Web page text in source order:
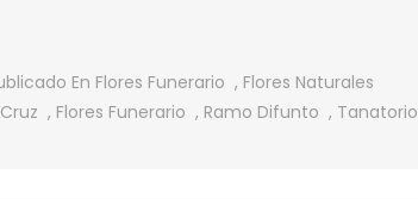
En Flores Funerario , Flores Naturales
Cruz , Flores Funerario , Ramo Difunto , Tanatorio